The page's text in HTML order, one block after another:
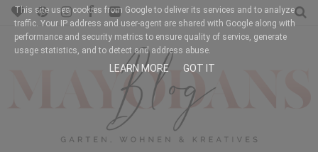
This site uses cookies from Google to deliver its services and to analyze
traffic. Your IP address and user-agent are shared with Google along with
performance and security metrics to ensure quality of service, generate
usage statistics, and to detect and address abuse.
LEARN MORE GOT IT